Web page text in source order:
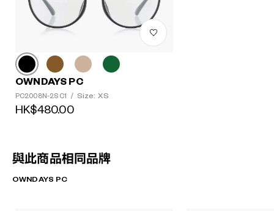
OWNDAYS PC
PC2008N-2S C1 / Size: XS
HK$480.00
與此商品相同品牌
OWNDAYS PC